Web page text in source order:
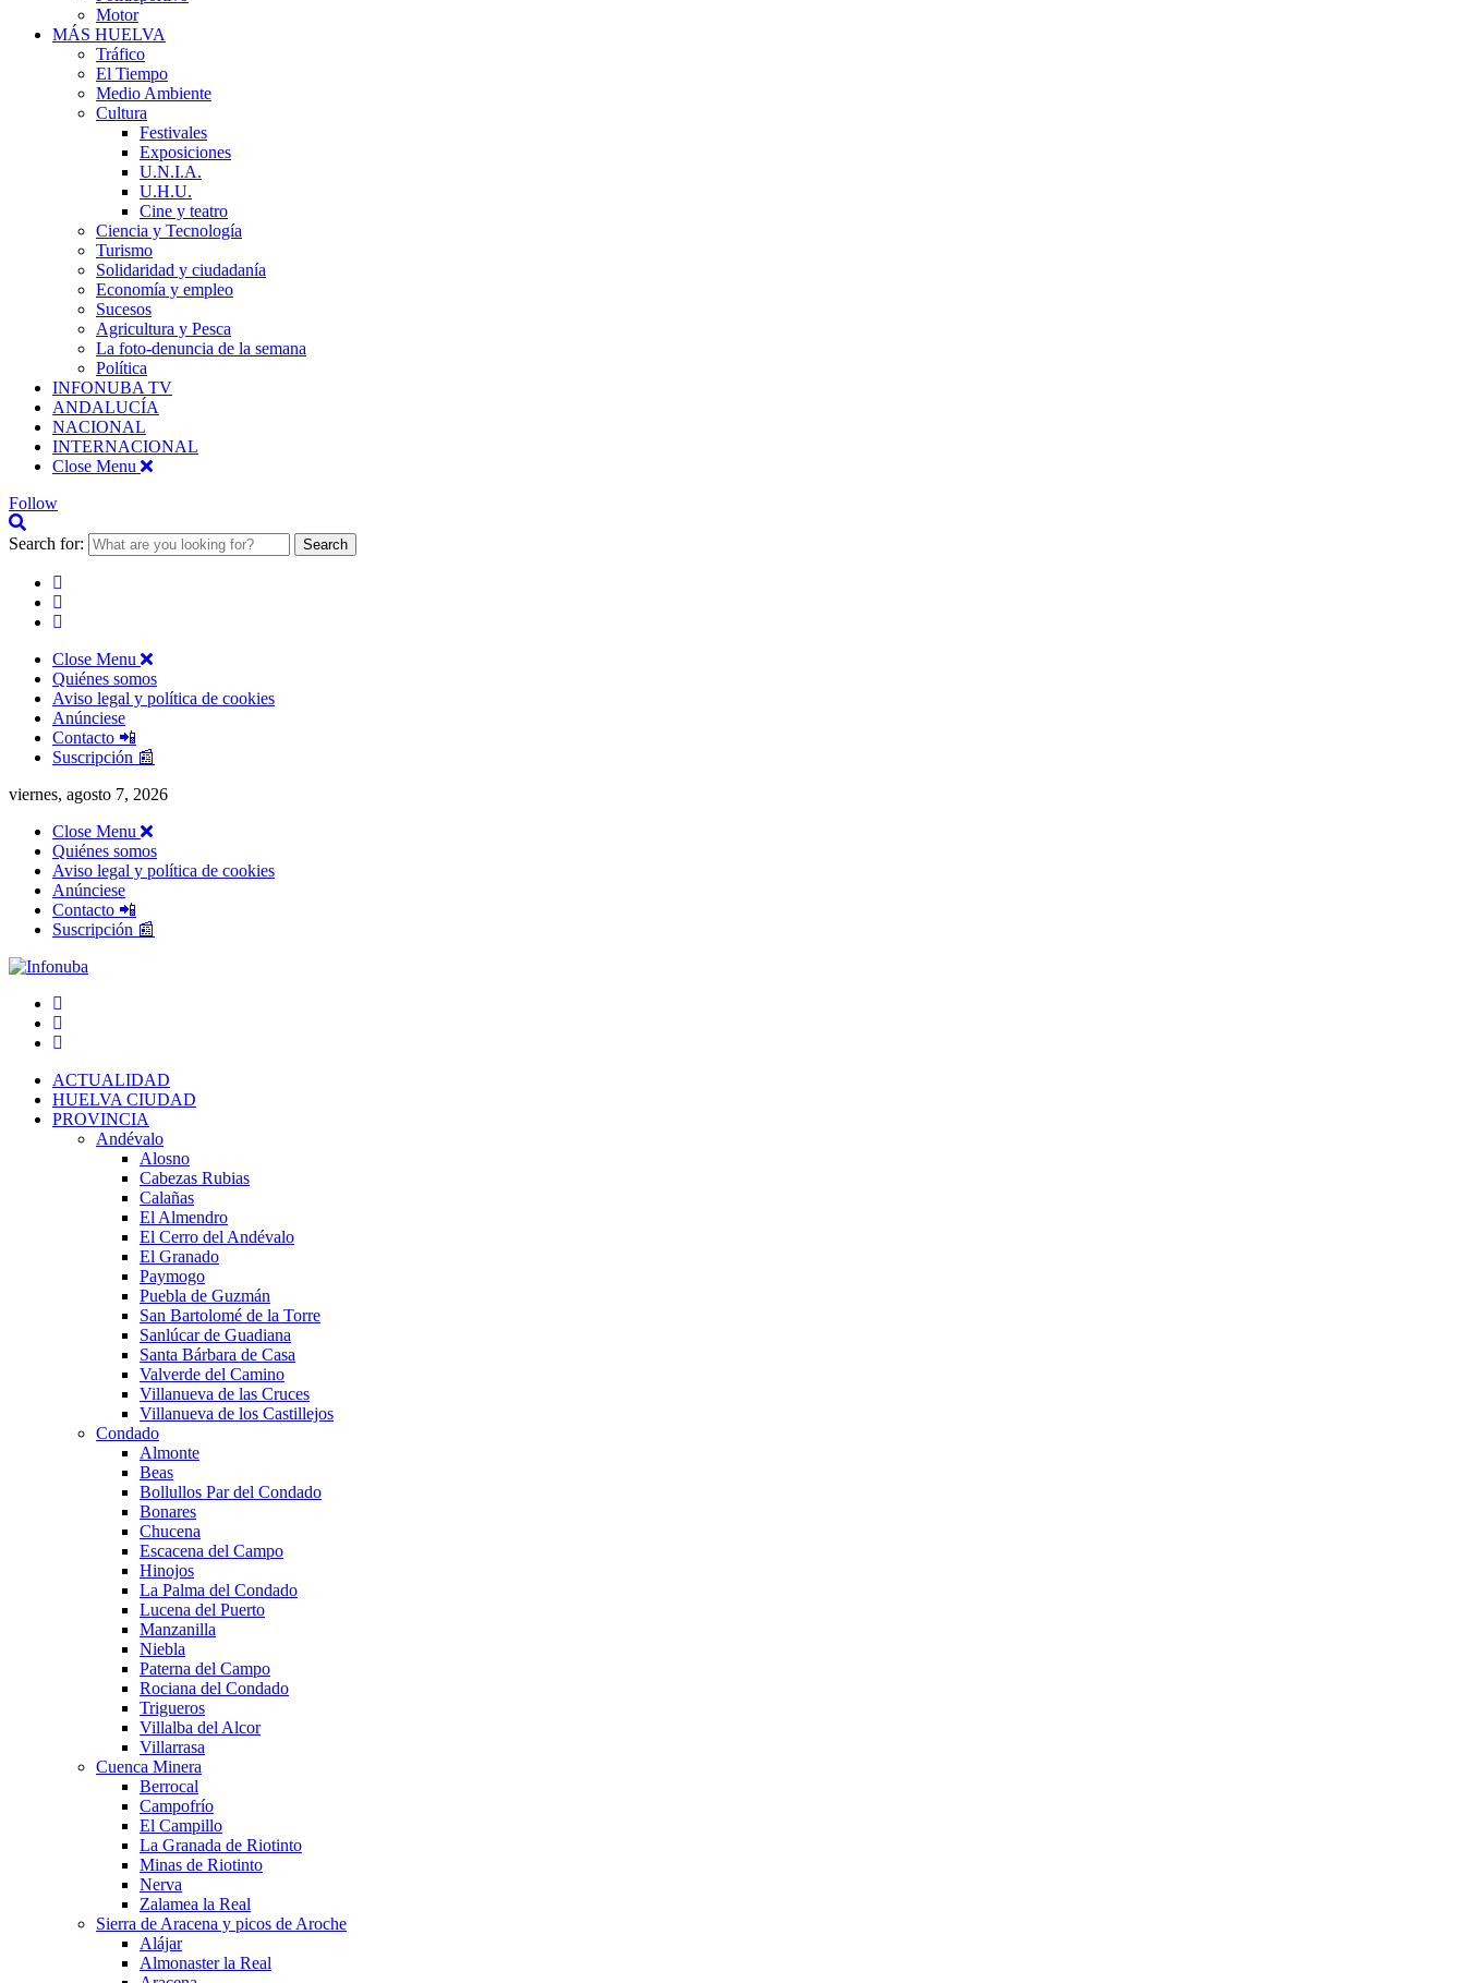
Motor
MÁS HUELVA
Tráfico
El Tiempo
Medio Ambiente
Cultura
Festivales
Exposiciones
U.N.I.A.
U.H.U.
Cine y teatro
Ciencia y Tecnología
Turismo
Solidaridad y ciudadanía
Economía y empleo
Sucesos
Agricultura y Pesca
La foto-denuncia de la semana
Política
INFONUBA TV
ANDALUCÍA
NACIONAL
INTERNACIONAL
Close Menu
Follow
Search for:
Close Menu
Quiénes somos
Aviso legal y política de cookies
Anúnciese
Contacto 📲
Suscripción 📰
viernes, agosto 7, 2026
Close Menu
Quiénes somos
Aviso legal y política de cookies
Anúnciese
Contacto 📲
Suscripción 📰
ACTUALIDAD
HUELVA CIUDAD
PROVINCIA
Andévalo
Alosno
Cabezas Rubias
Calañas
El Almendro
El Cerro del Andévalo
El Granado
Paymogo
Puebla de Guzmán
San Bartolomé de la Torre
Sanlúcar de Guadiana
Santa Bárbara de Casa
Valverde del Camino
Villanueva de las Cruces
Villanueva de los Castillejos
Condado
Almonte
Beas
Bollullos Par del Condado
Bonares
Chucena
Escacena del Campo
Hinojos
La Palma del Condado
Lucena del Puerto
Manzanilla
Niebla
Paterna del Campo
Rociana del Condado
Trigueros
Villalba del Alcor
Villarrasa
Cuenca Minera
Berrocal
Campofrío
El Campillo
La Granada de Riotinto
Minas de Riotinto
Nerva
Zalamea la Real
Sierra de Aracena y picos de Aroche
Alájar
Almonaster la Real